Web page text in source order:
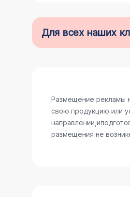
Для всех наших
Размещение рекламы
свою продукцию или
размещения не